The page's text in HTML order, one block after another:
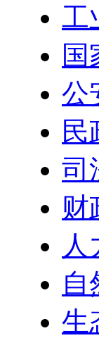
工
国
公
民
司
财
自
生